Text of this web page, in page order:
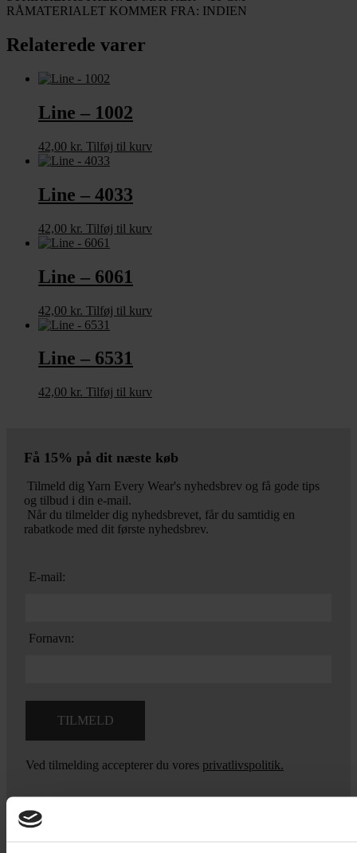
RÅMATERIALET KOMMER FRA: INDIEN
Relaterede varer
Line – 1002
42,00 kr. Tilføj til kurv
Line – 4033
42,00 kr. Tilføj til kurv
Line – 6061
42,00 kr. Tilføj til kurv
Line – 6531
42,00 kr. Tilføj til kurv
Få 15% på dit næste køb
Tilmeld dig Yarn Every Wear's nyhedsbrev og få gode tips
og tilbud i din e-mail.
Når du tilmelder dig nyhedsbrevet, får du samtidig en
rabatkode med dit første nyhedsbrev.
E-mail:
Fornavn:
Ved tilmelding accepterer du vores privatlivspolitik.